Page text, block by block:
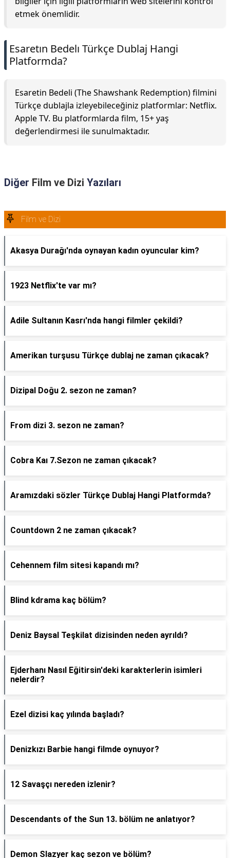
etmek önemlidir.
Esaretın Bedelı Türkçe Dublaj Hangi
Platformda?
Esaretin Bedeli (The Shawshank Redemption) filmini
Türkçe dublajla izleyebileceğiniz platformlar: Netflix.
Apple TV. Bu platformlarda film, 15+ yaş
değerlendirmesi ile sunulmaktadır.
Diğer Film ve Dizi Yazıları
Film ve Dizi
Akasya Durağı'nda oynayan kadın oyuncular kim?
1923 Netflix'te var mı?
Adile Sultanın Kasrı'nda hangi filmler çekildi?
Amerikan turşusu Türkçe dublaj ne zaman çıkacak?
Dizipal Doğu 2. sezon ne zaman?
From dizi 3. sezon ne zaman?
Cobra Kaı 7.Sezon ne zaman çıkacak?
Aramızdaki sözler Türkçe Dublaj Hangi Platformda?
Countdown 2 ne zaman çıkacak?
Cehennem film sitesi kapandı mı?
Blind kdrama kaç bölüm?
Deniz Baysal Teşkilat dizisinden neden ayrıldı?
Ejderhanı Nasıl Eğitirsin'deki karakterlerin isimleri
nelerdir?
Ezel dizisi kaç yılında başladı?
Denizkızı Barbie hangi filmde oynuyor?
12 Savaşçı nereden izlenir?
Descendants of the Sun 13. bölüm ne anlatıyor?
Demon Slazyer kaç sezon ve bölüm?